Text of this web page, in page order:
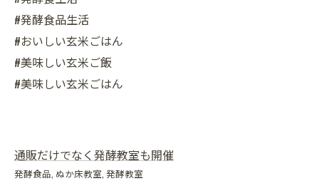
#発酵食品生活
#おいしい玄米ごはん
#美味しい玄米ご飯
#美味しい玄米ごはん
通販だけでなく発酵教室も開催
発酵食品 ぬか床教室 発酵教室